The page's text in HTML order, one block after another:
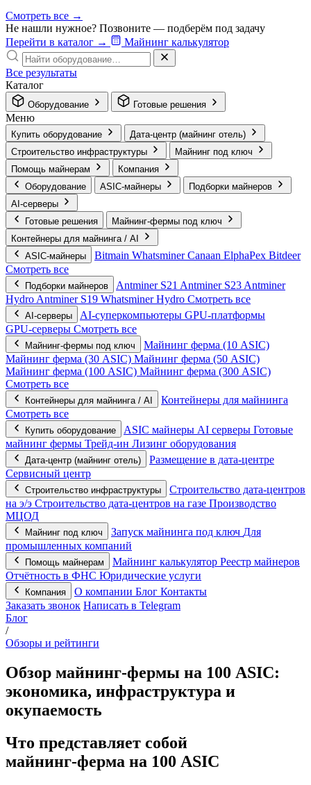
Смотреть все →
Не нашли нужное? Позвоните — подберём под задачу
Перейти в каталог → Майнинг калькулятор
Все результаты
Каталог
Оборудование Готовые решения
Меню
Купить оборудование
Дата-центр (майнинг отель)
Строительство инфраструктуры
Майнинг под ключ
Помощь майнерам
Компания
Оборудование
ASIC-майнеры
Подборки майнеров
AI‑серверы
Готовые решения
Майнинг-фермы под ключ
Контейнеры для майнинга / AI
ASIC-майнеры
Bitmain WhatsminerCanaan ElphaPex Bitdeer
Смотреть все
Подборки майнеров Antminer S21 Antminer S23 Antminer
Hydro Antminer S19 Whatsminer Hydro Смотреть все
AI‑серверы AI‑суперкомпьютеры GPU‑платформы
GPU‑серверы Смотреть все
Майнинг-фермы под ключ
Майнинг ферма (10 ASIC)
Майнинг ферма (30 ASIC) Майнинг ферма (50 ASIC)
Майнинг ферма (100 ASIC) Майнинг ферма (300 ASIC)
Смотреть все
Контейнеры для майнинга / AI
Контейнеры для майнинга
Смотреть все
Купить оборудование ASIC майнеры AI серверы Готовые
майнинг фермы Трейд-ин Лизинг оборудования
Дата-центр (майнинг отель)
Размещение в дата-центре
Сервисный центр
Строительство инфраструктуры
Строительство дата-центров
на э/э Строительство дата-центров на газе Производство
МЦОД
Майнинг под ключ Запуск майнинга под ключ Для
промышленных компаний
Помощь майнерам Майнинг калькулятор Реестр майнеров
Отчётность в ФНС Юридические услуги
Компания О компании Блог Контакты
Заказать звонок Написать в Telegram
Блог
/
Обзоры и рейтинги
Обзор майнинг‑фермы на 100 ASIC:
экономика, инфраструктура и
окупаемость
Что представляет собой
майнинг‑ферма на 100 ASIC